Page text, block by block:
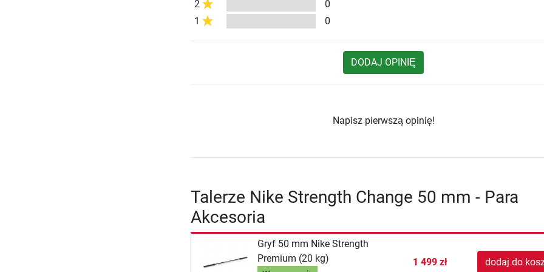
2
0
1
0
DODAJ OPINIĘ
Napisz pierwszą opinię!
Talerze Nike Strength Change 50 mm - Para
Akcesoria
Gryf 50 mm Nike Strength
Premium (20 kg)
1 499 zł dodaj do